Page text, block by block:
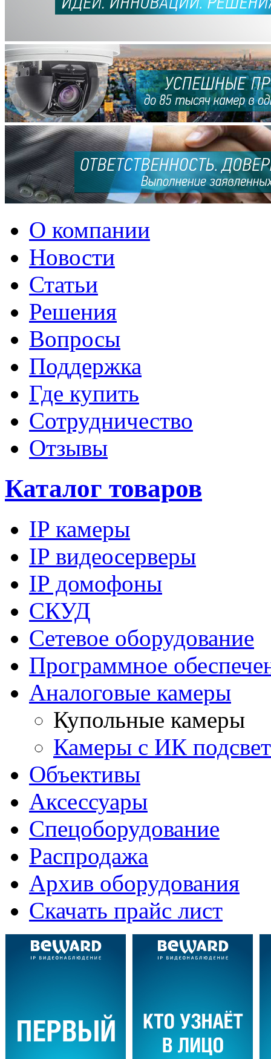
О компании
Новости
Статьи
Решения
Вопросы
Поддержка
Где купить
Сотрудничество
Отзывы
Каталог товаров
IP камеры
IP видеосерверы
IP домофоны
СКУД
Сетевое оборудование
Программное
Аналоговые камеры
Купольные камеры
Камеры с ИК
Объективы
Аксессуары
Спецоборудование
Распродажа
Архив оборудования
Скачать прайс лист